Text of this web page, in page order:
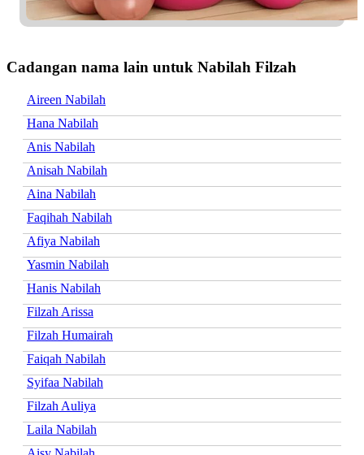
Cadangan nama lain untuk Nabilah Filzah
Aireen Nabilah
Hana Nabilah
Anis Nabilah
Anisah Nabilah
Aina Nabilah
Faqihah Nabilah
Afiya Nabilah
Yasmin Nabilah
Hanis Nabilah
Filzah Arissa
Filzah Humairah
Faiqah Nabilah
Syifaa Nabilah
Filzah Auliya
Laila Nabilah